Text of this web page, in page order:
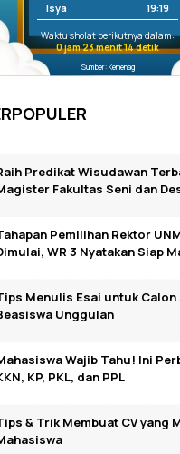
Isya 19:19
Waktu sholat berikutnya dalam:
0 jam 23 menit 13 detik
Sumber: Kemenag
Predikat Wisudawan
Fakultas Seni dan
Pemilihan Rektor
WR 3 Nyatakan Siap
Menulis Esai untuk Calon
Unggulan
Wajib Tahu! Ini
KP, PKL, dan PPL
& Trik Membuat CV yang